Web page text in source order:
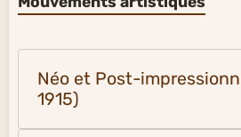
Néo et Post-
1915)